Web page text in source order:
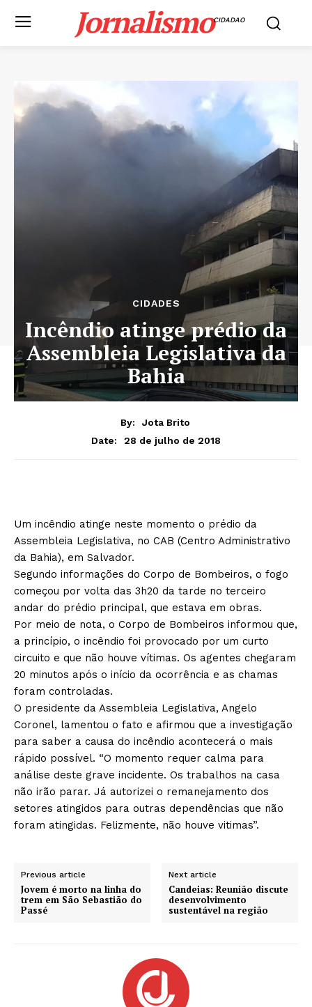
JornalismoCIDADAO
CIDADES
Incêndio atinge prédio da
Assembleia Legislativa da
Bahia
By:
Jota Brito
Date:
28 de julho de 2018
Um incêndio atinge neste momento o prédio da
Assembleia Legislativa, no CAB (Centro Administrativo
da Bahia), em Salvador.
Segundo informações do Corpo de Bombeiros, o fogo
começou por volta das 3h20 da tarde no terceiro
andar do prédio principal, que estava em obras.
Por meio de nota, o Corpo de Bombeiros informou que,
a princípio, o incêndio foi provocado por um curto
circuito e que não houve vítimas. Os agentes chegaram
20 minutos após o início da ocorrência e as chamas
foram controladas.
O presidente da Assembleia Legislativa, Angelo
Coronel, lamentou o fato e afirmou que a investigação
para saber a causa do incêndio acontecerá o mais
rápido possível. “O momento requer calma para
análise deste grave incidente. Os trabalhos na casa
não irão parar. Já autorizei o remanejamento dos
setores atingidos para outras dependências que não
foram atingidas. Felizmente, não houve vitimas”.
Previous article
Jovem é morto na linha do
trem em São Sebastião do
Passé
Next article
Candeias: Reunião discute
desenvolvimento
sustentável na região